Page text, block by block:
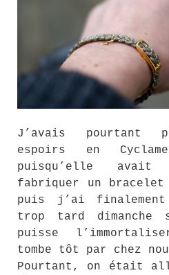
J’avais pourtant
espoirs en
puisqu’elle
fabriquer un bracelet
puis j’ai finalement
trop tard
puisse
tombe tôt par chez
Pourtant, on était